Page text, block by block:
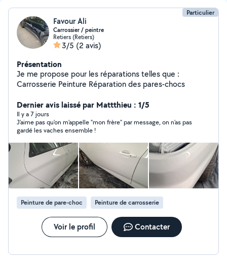
Particulier
Favour Ali
Carrossier / peintre
Retiers (Retiers)
3/5 (2 avis)
Présentation
Je me propose pour les réparations telles que :
Carrosserie Peinture Réparation des pares-chocs
Dernier avis laissé par Mattthieu : 1/5
Il y a 7 jours
J'aime pas qu'on m'appelle "mon frère" par message, on n'as pas
gardé les vaches ensemble !
Peinture de pare-choc Peinture de carrosserie
Voir le profil Contacter